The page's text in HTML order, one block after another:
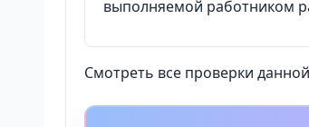
выполняемой работником
Смотреть все проверки